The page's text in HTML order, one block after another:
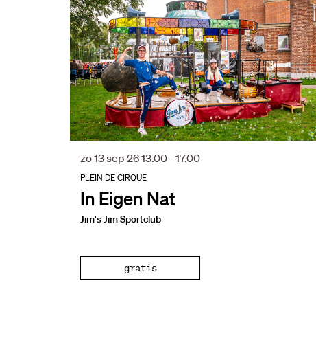
In Eigen Nat
Jim's Jim Sportclub
PLEIN DE CIRQUE
zo 13 sep 2613.00 - 17.00
gratis